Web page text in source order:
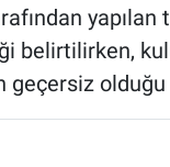
belirtilirken,
geçersiz